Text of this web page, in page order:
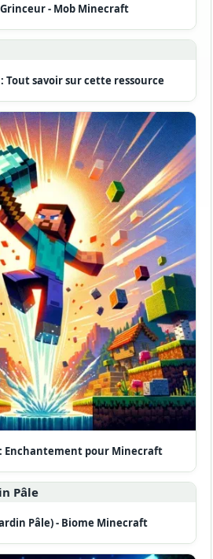
- Mob Minecraft
Tout savoir sur cette ressource
Enchantement pour Minecraft
Pâle) - Biome Minecraft